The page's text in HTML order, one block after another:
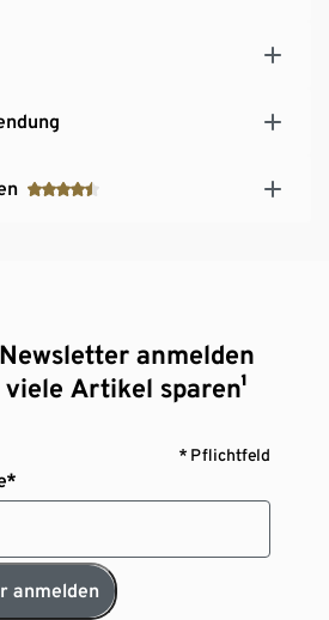
anmelden
Artikel sparen¹
* Pflichtfeld
anmelden